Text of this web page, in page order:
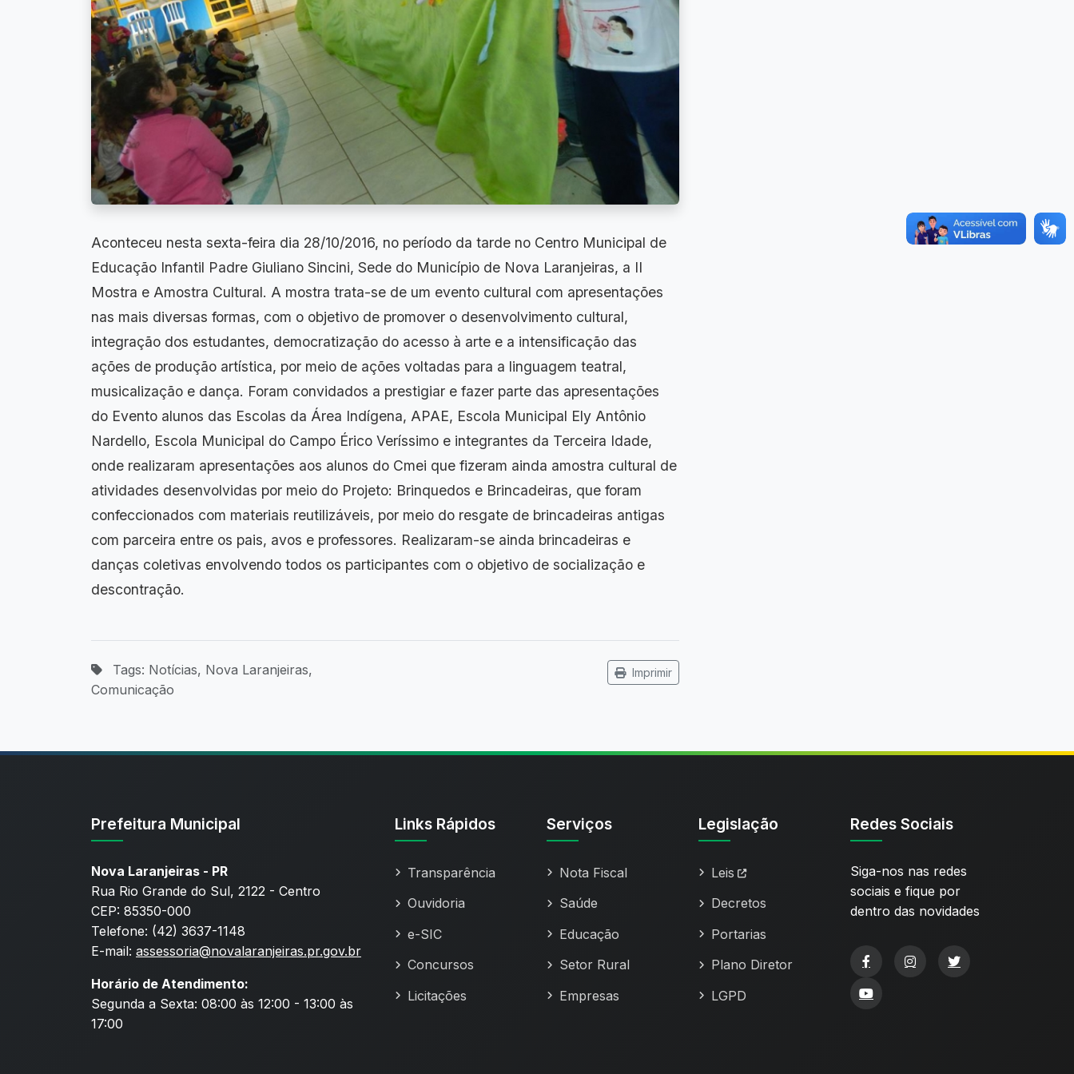
Aconteceu nesta sexta-feira dia 28/10/2016, no período da tarde no Centro Municipal de
Educação Infantil Padre Giuliano Sincini, Sede do Município de Nova Laranjeiras, a II
Mostra e Amostra Cultural. A mostra trata-se de um evento cultural com apresentações
nas mais diversas formas, com o objetivo de promover o desenvolvimento cultural,
integração dos estudantes, democratização do acesso à arte e a intensificação das
ações de produção artística, por meio de ações voltadas para a linguagem teatral,
musicalização e dança. Foram convidados a prestigiar e fazer parte das apresentações
do Evento alunos das Escolas da Área Indígena, APAE, Escola Municipal Ely Antônio
Nardello, Escola Municipal do Campo Érico Veríssimo e integrantes da Terceira Idade,
onde realizaram apresentações aos alunos do Cmei que fizeram ainda amostra cultural de
atividades desenvolvidas por meio do Projeto: Brinquedos e Brincadeiras, que foram
confeccionados com materiais reutilizáveis, por meio do resgate de brincadeiras antigas
com parceira entre os pais, avos e professores. Realizaram-se ainda brincadeiras e
danças coletivas envolvendo todos os participantes com o objetivo de socialização e
descontração.
Tags: Notícias, Nova Laranjeiras,
Comunicação
Imprimir
Prefeitura Municipal
Nova Laranjeiras - PR
Rua Rio Grande do Sul, 2122 - Centro
CEP: 85350-000
Telefone: (42) 3637-1148
E-mail: assessoria@novalaranjeiras.pr.gov.br
Horário de Atendimento:
Segunda a Sexta: 08:00 às 12:00 - 13:00 às
17:00
Links Rápidos
Transparência
Ouvidoria
e-SIC
Concursos
Licitações
Serviços
Nota Fiscal
Saúde
Educação
Setor Rural
Empresas
Legislação
Leis
Decretos
Portarias
Plano Diretor
LGPD
Redes Sociais
Siga-nos nas redes
sociais e fique por
dentro das novidades